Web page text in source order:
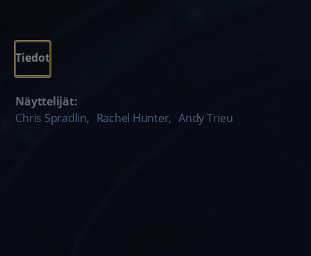
Tiedot
Näyttelijät:
Chris Spradlin, Rachel Hunter, Andy Trieu